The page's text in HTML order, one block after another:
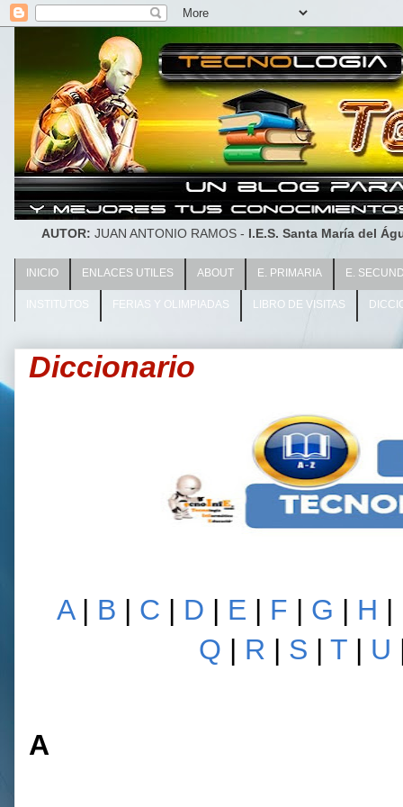
AUTOR: JUAN ANTONIO RAMOS - I.E.S. Santa María del
INICIO ENLACES UTILES ABOUT E. PRIMARIA E.
INSTITUTOS FERIAS Y OLIMPIADAS LIBRO DE VISITAS
Diccionario
A| B | C | D | E | F | G | H |
Q | R | S | T | U
A